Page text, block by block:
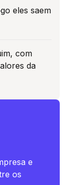
eles saem
com
da
e
os